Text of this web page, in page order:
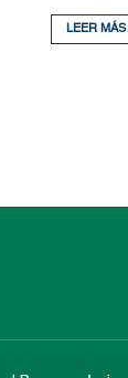
LEER MÁS